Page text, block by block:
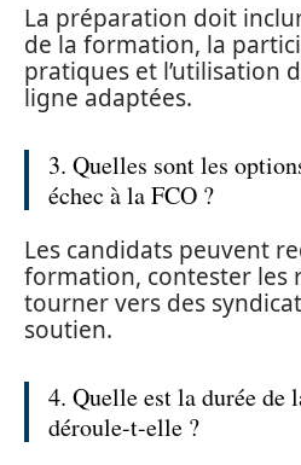
La préparation doit
de la formation, la
pratiques et l’utilisation
ligne adaptées.
3. Quelles sont les
échec à la FCO ?
Les candidats peuvent
formation, contester les
tourner vers des
soutien.
4. Quelle est la durée de
déroule-t-elle ?